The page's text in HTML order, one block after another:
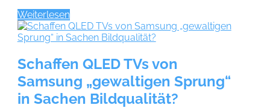
Weiterlesen
Schaffen QLED TVs von
Samsung „gewaltigen Sprung“
in Sachen Bildqualität?